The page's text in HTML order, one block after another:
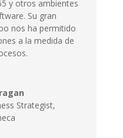
y otros ambientes
Su gran
nos ha permitido
a la medida de
Strategist,